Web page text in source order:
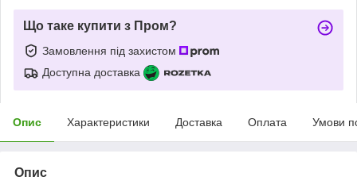
Що таке купити з Пром?
Замовлення під захистом
Доступна доставка
Опис Характеристики Доставка Оплата Умови
Опис